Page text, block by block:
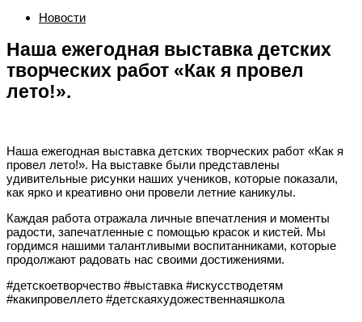
Новости
Наша ежегодная выставка детских
творческих работ «Как я провел
лето!».
Наша ежегодная выставка детских творческих работ «Как я
провел лето!». На выставке были представлены
удивительные рисунки наших учеников, которые показали,
как ярко и креативно они провели летние каникулы.
Каждая работа отражала личные впечатления и моменты
радости, запечатленные с помощью красок и кистей. Мы
гордимся нашими талантливыми воспитанниками, которые
продолжают радовать нас своими достижениями.
#детскоетворчество #выставка #искусстводетям
#какипровеллето #детскаяхудожественнаяшкола